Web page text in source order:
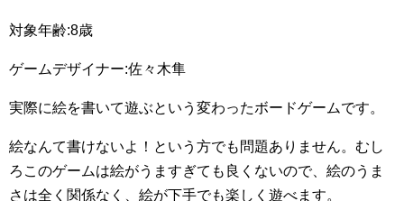
対象年齢:8歳
ゲームデザイナー:佐々木隼
実際に絵を書いて遊ぶという変わったボードゲームです。
絵なんて書けないよ！という方でも問題ありません。むし
ろこのゲームは絵がうますぎても良くないので、絵のうま
さは全く関係なく、絵が下手でも楽しく遊べます。